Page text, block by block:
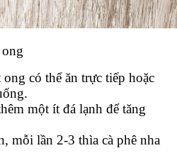
có thể ăn trực tiếp hoặc
một ít đá lạnh để tăng
mỗi lần 2-3 thìa cà phê nha